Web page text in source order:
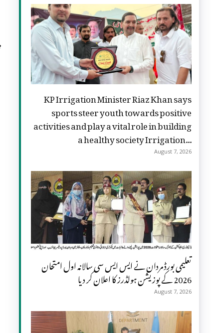
KP Irrigation Minister Riaz Khan says
sports steer youth towards positive
activities and play a vital role in building
a healthy society Irrigation...
August 7, 2026
تعلیمی بورڈ مردان نے ایس ایس سی سالانہ اول امتحان
2026 کے پوزیشن ہولڈرز کا اعلان کر دیا
August 7, 2026